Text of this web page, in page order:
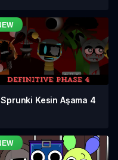
Sprunki Kesin Aşama 4